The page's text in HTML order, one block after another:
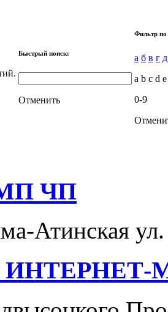
Быстрый поиск:
Отменить
Фильтр по
а б в г д
a b c d
0-9
ЧП
Атинская
ИНТЕРНЕТ-